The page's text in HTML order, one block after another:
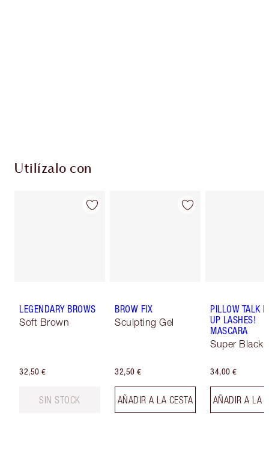
Utilízalo con
LEGENDARY BROWS
Soft Brown
32,50 €
SIN STOCK
BROW FIX
Sculpting Gel
32,50 €
AÑADIR A LA CESTA
PILLOW TALK
UP LASHES!
MASCARA
Super Black
34,00 €
AÑADIR A LA